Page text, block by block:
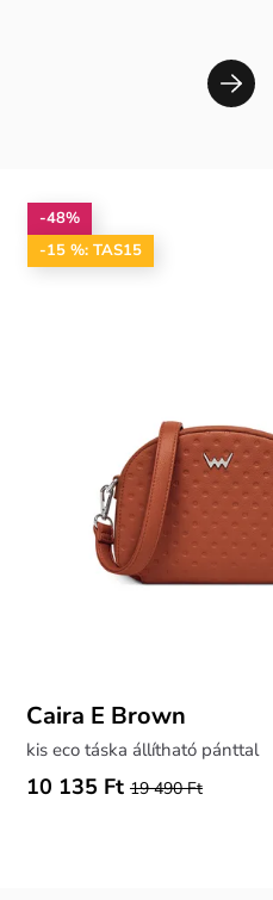
-48%
-15 %: TAS15
Caira E Brown
kis eco táska állítható pánttal
10 135 Ft 19 490 Ft